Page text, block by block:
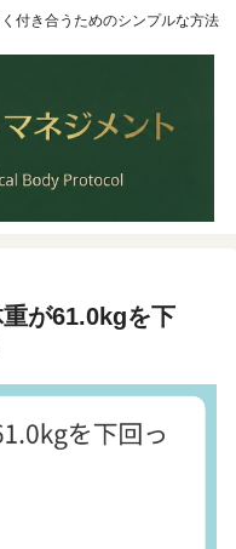
付き合うためのシンプルな方法
重が61.0kgを下